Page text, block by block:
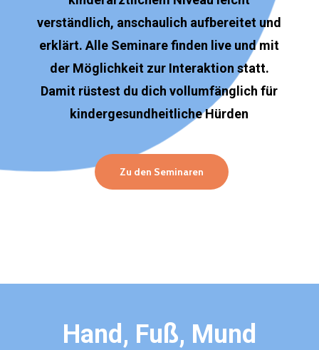
verständlich, anschaulich aufbereitet und
erklärt. Alle Seminare finden live und mit
der Möglichkeit zur Interaktion statt.
Damit rüstest du dich vollumfänglich für
kindergesundheitliche Hürden
Zu den Seminaren
Hand, Fuß, Mund